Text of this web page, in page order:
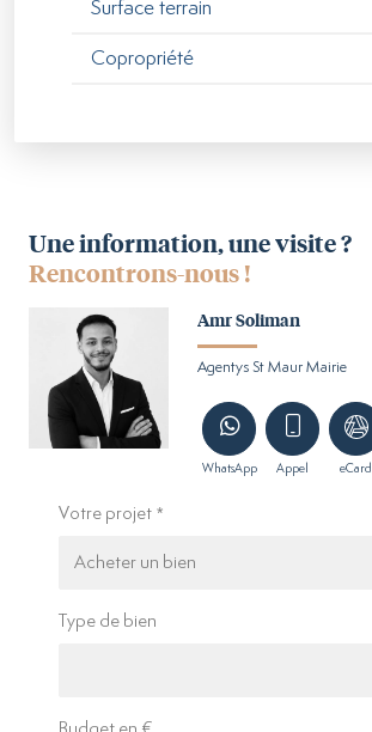
Surface terrain
Copropriété
Une information, une visite ?
Rencontrons-nous !
Amr Soliman
Agentys St Maur Mairie
WhatsApp Appel eCard
Votre projet
Type de bien